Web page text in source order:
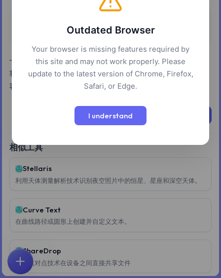
免费
一个快速简便的工具，用于将英文文本转换为国际摩斯密码或
将摩斯密码解码为文本。用户可以在相应的框中输入或粘贴内
容进行翻译，使其适用于通信或破译媒体中的隐藏信息。
相似工具
Stellaris
利用天体测量解析技术识别夜空照片中的恒星、星座和深空天体。
Curve Text
在曲线路径或圆形上创建并自定义文本。
ShareDrop
使用点对点技术在设备之间直接共享文件
首页 探索 搜索
Outdated Browser
Your browser is missing features required by
this site and may not work properly. Please
update to the latest version of Chrome, Firefox,
Safari, or Edge.
I understand